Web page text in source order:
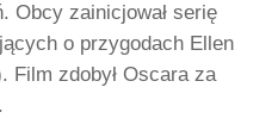
Obcy zainicjował serię
o przygodach Ellen
Film zdobył Oscara za